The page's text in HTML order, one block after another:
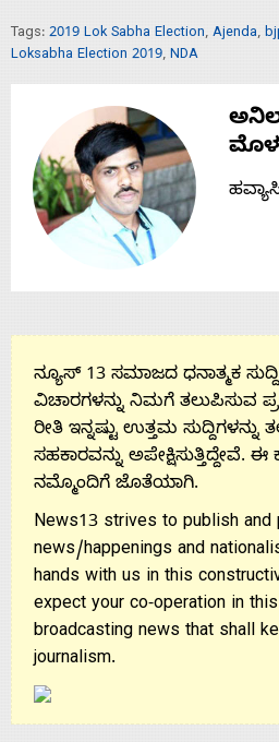
Tags: 2019 Lok Sabha Election, Ajenda,
Loksabha Election 2019, NDA
ನ್ಯೂಸ್ 13 ಸಮಾಜದ ಧನಾತ್ಮಕ
ವಿಚಾರಗಳನ್ನು ನಿಮಗೆ ತಲುಪಿಸುವ
ರೀತಿ ಇನ್ನಷ್ಟು ಉತ್ತಮ
ಸಹಕಾರವನ್ನು ಅಪೇಕ್ಷಿಸುತ್ತಿದ್ದೇವೆ.
ನಮ್ಮೊಂದಿಗೆ ಜೊತೆಯಾಗಿ.
News13 strives to publish
news/happenings and
hands with us in this
expect your co-operation in
broadcasting news that shall
journalism.